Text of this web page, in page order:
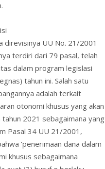
direvisinya UU No. 21/2001
terdiri dari 79 pasal, telah
dalam program legislasi
tahun ini. Salah satu
adalah terkait
otonomi khusus yang akan
2021 sebagaimana yang
Pasal 34 UU 21/2001,
‘penerimaan dana dalam
khusus sebagaimana